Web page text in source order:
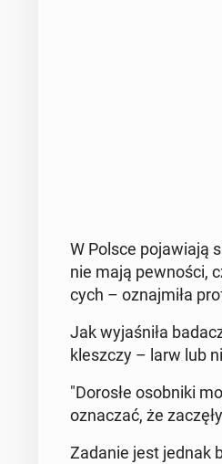
W Polsce po­ja­wia­ją
nie mają pew­no­ści,
cych – oznaj­mi­ła
Jak wy­ja­śni­ła
klesz­czy – larw lub
"Dorosłe osob­ni­ki
ozna­czać, że
Zadanie jest jednak